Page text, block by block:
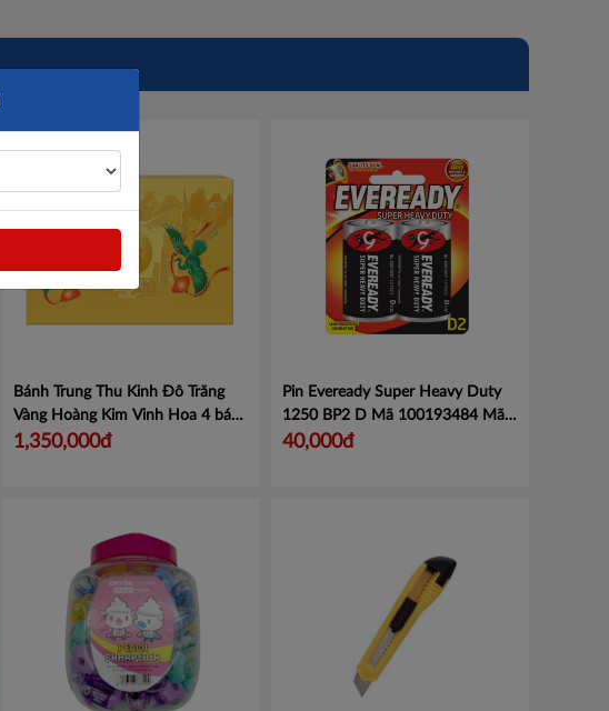
Bánh Trung Thu Kinh Đô Trăng
Vàng Hoàng Kim Vinh Hoa 4 bánh
x 160g x Trà ô long 50g
1,350,000đ
Pin Eveready Super Heavy Duty
1250 BP2 D Mã 100193484 Mã
100193484
40,000đ